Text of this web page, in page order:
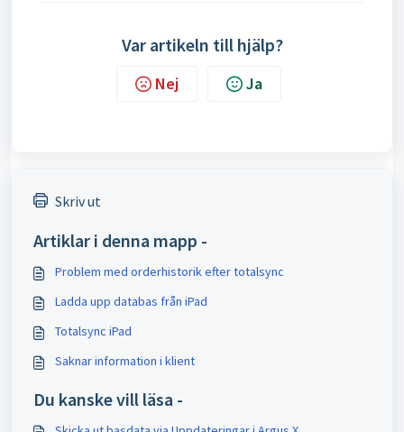
Var artikeln till hjälp?
Nej Ja
Skriv ut
Artiklar i denna mapp -
Problem med orderhistorik efter totalsync
Ladda upp databas från iPad
Totalsync iPad
Saknar information i klient
Du kanske vill läsa -